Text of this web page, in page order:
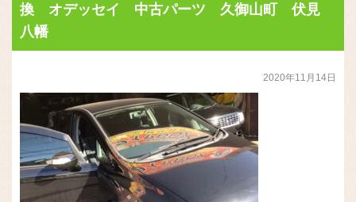
換 オデッセイ 中古パーツ 久御山町 伏見
八幡
2020年11月14日